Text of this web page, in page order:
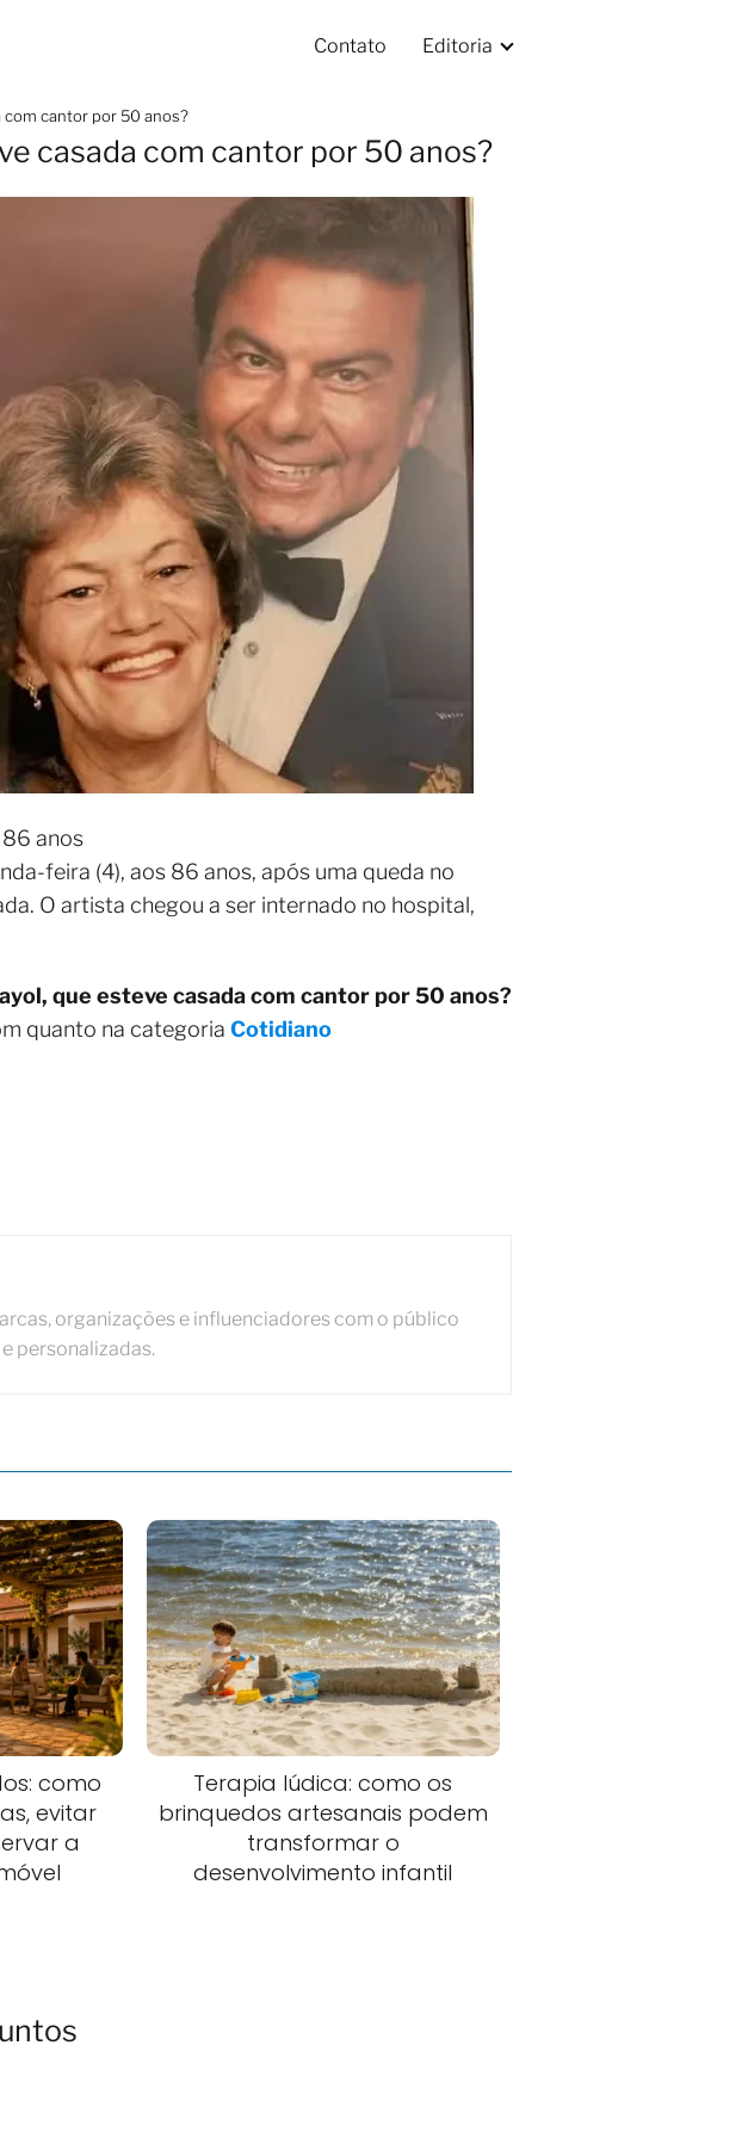
Contato Editoria
com cantor por 50 anos?
casada com cantor por 50 anos?
86 anos
feira (4), aos 86 anos, após uma queda no
O artista chegou a ser internado no hospital,
que esteve casada com cantor por 50 anos?
quanto na categoria Cotidiano
organizações e influenciadores com o público
personalizadas.
como
evitar
a
Terapia lúdica: como os
brinquedos artesanais podem
transformar o
desenvolvimento infantil